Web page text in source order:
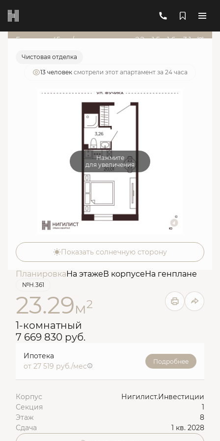
1-комнатный 7 669 830 руб.
Ипотека
Гарант от 45т.р./мес 22д:15ч:16м:31с
Чистовая отделка
13 человек смотрели этот апартамент за 24 часа
Нажмите
для увеличения
Показать солнечную сторону
ПланировкаНа этажеВ корпусеНа генплане
№Н.361
23.29м2
1-комнатный
7 669 830 руб.
Ипотека
от 27 519 руб./мес
Подробнее
Корпус
Нигилист.Инвестиции
Секция
1
Этаж
8
Сдача
1 кв. 2028